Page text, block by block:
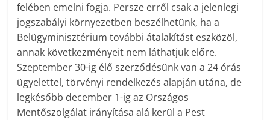
felében emelni fogja. Persze erről csak a jelenlegi
jogszabályi környezetben beszélhetünk, ha a
Belügyminisztérium további átalakítást eszközöl,
annak következményeit nem láthatjuk előre.
Szeptember 30-ig élő szerződésünk van a 24 órás
ügyelettel, törvényi rendelkezés alapján utána, de
legkésőbb december 1-ig az Országos
Mentőszolgálat irányítása alá kerül a Pest